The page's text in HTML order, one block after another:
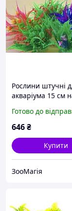
Рослини штучні
акваріума 15 см
Готово до
646₴
Купити
ЗооМагія